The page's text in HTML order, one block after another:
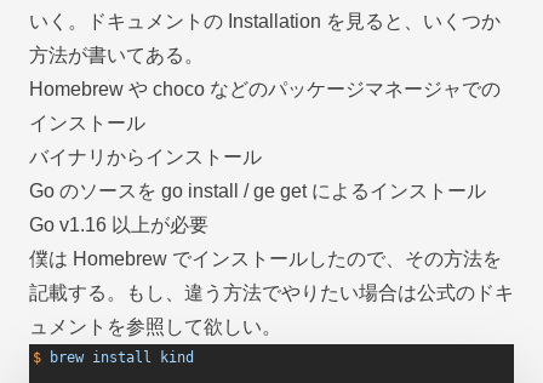
いく。ドキュメントの Installation を見ると、いくつか
方法が書いてある。
Homebrew や choco などのパッケージマネージャでの
インストール
バイナリからインストール
Go のソースを go install / ge get によるインストール
Go v1.16 以上が必要
僕は Homebrew でインストールしたので、その方法を
記載する。もし、違う方法でやりたい場合は公式のドキ
ュメントを参照して欲しい。
$ brew install kind